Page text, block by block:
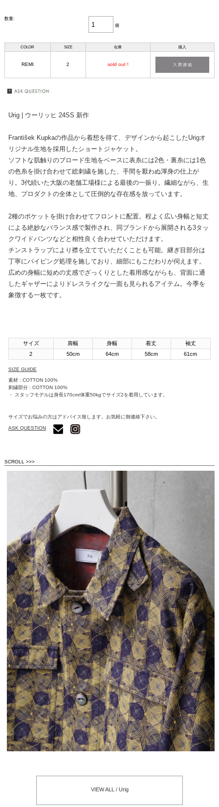
数量:
個
COLOR SIZE 在庫 購入
REMI 2 sold out !
Urig | ウーリッヒ 24SS 新作
František Kupkaの作品から着想を得て、デザインから起こしたUrigオ
リジナル生地を採用したショートジャケット。
ソフトな肌触りのブロード生地をベースに表糸には2色・裏糸には1色
の色糸を掛け合わせて総刺繍を施した、手間を厭わぬ渾身の仕上が
り。3代続いた大阪の老舗工場様による最後の一振り。繊細ながら、生
地、プロダクトの全体として圧倒的な存在感を放っています。
2種のポケットを掛け合わせてフロントに配置。程よく広い身幅と短丈
による絶妙なバランス感で製作され、同ブランドから展開される3タッ
クワイドパンツなどと相性良く合わせていただけます。
チンストラップにより襟を立てていただくことも可能。継ぎ目部分は
丁寧にパイピング処理を施しており、細部にもこだわりが伺えます。
広めの身幅に短めの丈感でざっくりとした着用感ながらも、背面に通
したギャザーによりドレスライクな一面も見られるアイテム。今季を
象徴する一枚です。
サイズ 肩幅 身幅 着丈
袖丈
2
50cm 64cm 58cm 61cm
SIZE GUIDE
素材 : COTTON 100%
刺繍部分 : COTTON 100%
・ スタッフモデルは身長170cm/体重50kgでサイズ2を着用しています。
サイズでお悩みの方はアドバイス致します。お気軽に御連絡下さい。
ASK QUESTION
SCROLL >>>
VIEW ALL / Urig